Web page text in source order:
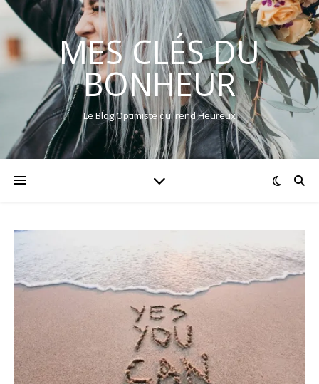
MES CLÉS DU
BONHEUR
Le Blog Optimiste qui rend Heureux